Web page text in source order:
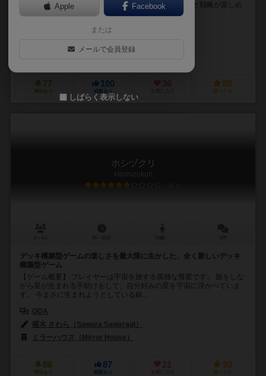
トーテムを祀る祭壇を建てていく 立体ならではの迫力と戦略が楽しめ
る、中量級の立体箱庭戦略ゲーム！ ・プレ...
77
興味あり
100
経験あり お気に入り
88
持ってる
ホシヅクリ
Hoshizukuri
6.4
デッキ構築型ゲームの楽しさを最大限に生かした、全く新しいデッキ
構築型ゲーム
【ゲーム概要】 プレイヤーは宇宙を旅する孤独な彗星です。 旅をしな
がら星が生まれる手助けをして、自分好みの星を宇宙に浮かべていま
す。 今まさに生まれようとしている銀...
ODA
椹木 さわら（Sawara Sawaragi）
ミラーハウス（Mirror House）
86
興味あり
87
経験あり
21
お気に入り
93
持ってる
Apple Facebook
または
メールで会員登録
しばらく表示しない